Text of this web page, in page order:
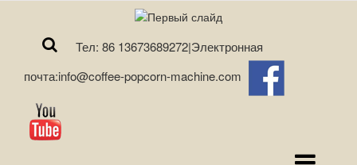
Тел: 86 13673689272|Электронная
почта:info@coffee-popcorn-machine.com